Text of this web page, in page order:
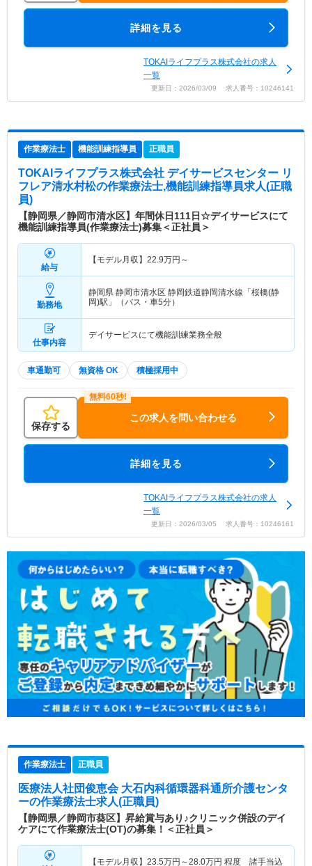
詳細を見る
TOKAIライフプラス株式会社の求人
一覧
更新日：2026/03/09 求人番号：10246141
作業療法士 機能訓練指導員 正職員
TOKAIライフプラス株式会社 デイサービスセンター リ
フレア清水村松の作業療法士,機能訓練指導員求人(正職
員)
【静岡県／静岡市清水区】年間休日111日☆デイサービスにて
機能訓練指導員(作業療法士)募集＜正社員＞
給与
【モデル月収】 22.9万円～
勤務地
静岡県 静岡市清水区 静岡鉄道静岡清水線「桜橋(静
岡)駅」（バス・車5分）
仕事内容
デイサービスにて機能訓練業務全般
車通勤可 無資格 OK 積極採用中
保存する
この求人を問い合わせる
詳細を見る
TOKAIライフプラス株式会社の求人
一覧
更新日：2026/03/05 求人番号：10246161
作業療法士 正職員
医療法人社団俊恵会 大石内科循環器科通所介護センタ
ーの作業療法士求人(正職員)
【静岡県／静岡市葵区】昇給賞与あり♪クリニック併設のデイ
ケアにて作業療法士(OT)の募集！＜正社員＞
【モデル月収】 23.5万円～28.0万円 程度 諸手当込